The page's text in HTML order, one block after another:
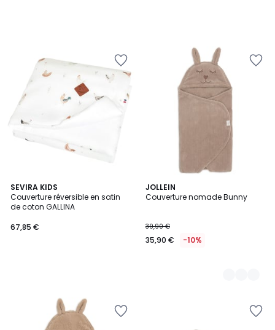
SEVIRA KIDS
Couverture réversible en satin
de coton GALLINA
67,85 €
JOLLEIN
Couverture nomade Bunny
39,90 €
35,90 € -10%
2
Couleurs